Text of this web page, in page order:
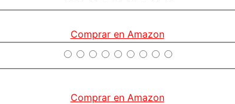
Comprar en Amazon
Comprar en Amazon